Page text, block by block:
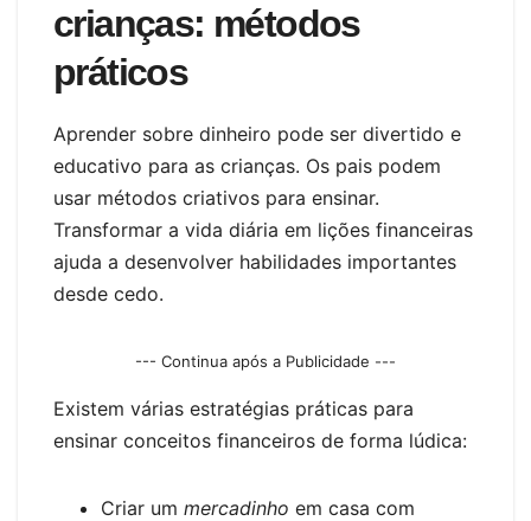
crianças: métodos
práticos
Aprender sobre dinheiro pode ser divertido e
educativo para as crianças. Os pais podem
usar métodos criativos para ensinar.
Transformar a vida diária em lições financeiras
ajuda a desenvolver habilidades importantes
desde cedo.
--- Continua após a Publicidade ---
Existem várias estratégias práticas para
ensinar conceitos financeiros de forma lúdica:
Criar um mercadinho em casa com